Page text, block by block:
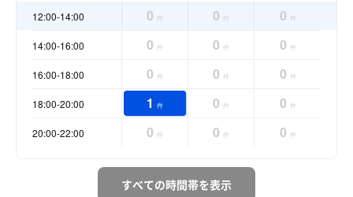
12:00-14:00 0 件 0 件 0 件
14:00-16:00 0 件 0 件 0 件
16:00-18:00 0 件 0 件 0 件
18:00-20:00 1 件 0 件 0 件
20:00-22:00 0 件 0 件 0 件
すべての時間帯を表示